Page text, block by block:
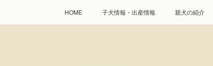
HOME 子犬情報・出産情報 親犬の紹介